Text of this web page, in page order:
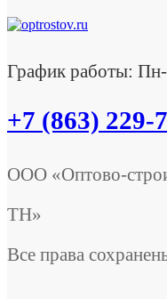
График работы:
+7 (863) 229-
ООО «Оптово-
ТН»
Все права